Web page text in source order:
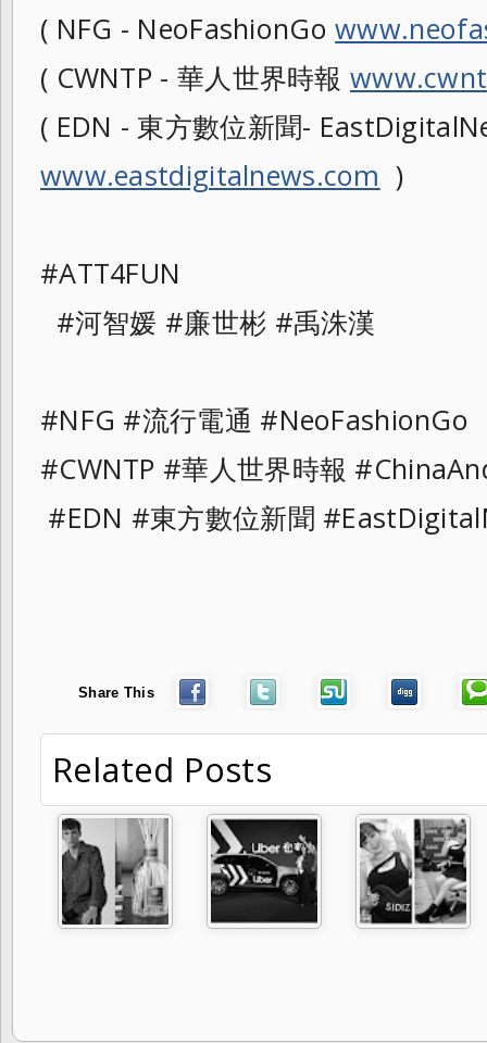
( NFG - NeoFashionGo
( CWNTP - 華人世界時報
( EDN - 東方數位新聞-
www.eastdigitalnews.com )
#ATT4FUN
#河智媛 #廉世彬 #禹洙漢
#NFG #流行電通 #NeoFashionGo
#CWNTP #華人世界時報
#EDN #東方數位新聞
Share This
Related Posts